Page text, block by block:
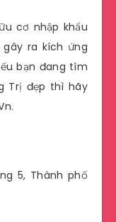
cơ nhập khẩu
ra kích ứng
bạn đang tìm
Trị đẹp thì hãy
5, Thành phố